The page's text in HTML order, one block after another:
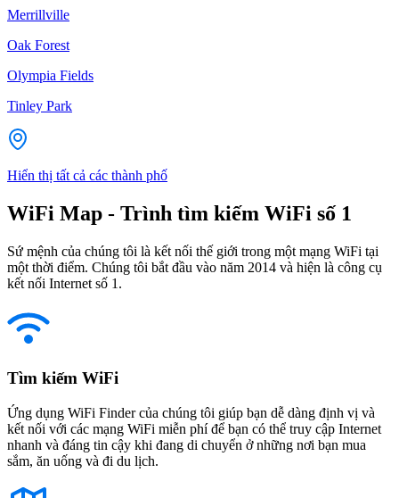
Merrillville
Oak Forest
Olympia Fields
Tinley Park
Hiển thị tất cả các thành phố
WiFi Map - Trình tìm kiếm WiFi số 1
Sứ mệnh của chúng tôi là kết nối thế giới trong một mạng WiFi tại
một thời điểm. Chúng tôi bắt đầu vào năm 2014 và hiện là công cụ
kết nối Internet số 1.
Tìm kiếm WiFi
Ứng dụng WiFi Finder của chúng tôi giúp bạn dễ dàng định vị và
kết nối với các mạng WiFi miễn phí để bạn có thể truy cập Internet
nhanh và đáng tin cậy khi đang di chuyển ở những nơi bạn mua
sắm, ăn uống và đi du lịch.